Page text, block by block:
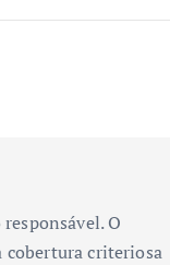
O
cobertura criteriosa